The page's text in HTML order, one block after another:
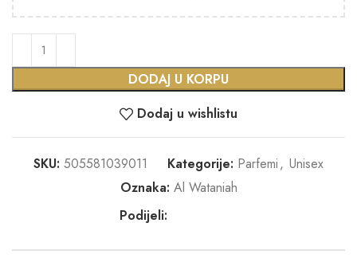
DODAJ U KORPU
Dodaj u wishlistu
SKU: 505581039011 Kategorije: Parfemi, Unisex
Oznaka: Al Wataniah
Podijeli: